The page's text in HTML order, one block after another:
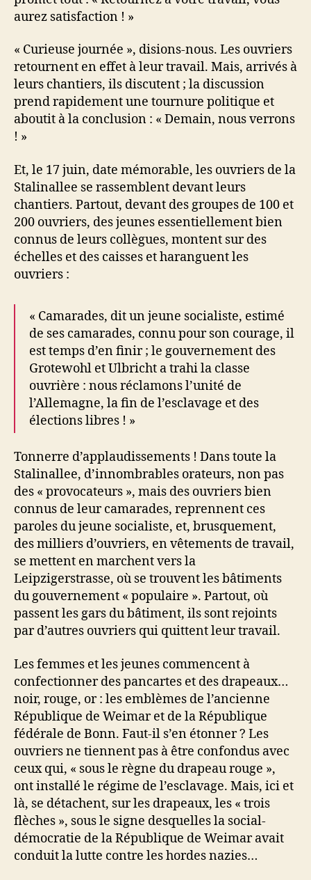
aurez satisfaction ! »
« Curieuse journée », disions-nous. Les ouvriers
retournent en effet à leur travail. Mais, arrivés à
leurs chantiers, ils discutent ; la discussion
prend rapidement une tournure politique et
aboutit à la conclusion : « Demain, nous verrons
! »
Et, le 17 juin, date mémorable, les ouvriers de la
Stalinallee se rassemblent devant leurs
chantiers. Partout, devant des groupes de 100 et
200 ouvriers, des jeunes essentiellement bien
connus de leurs collègues, montent sur des
échelles et des caisses et haranguent les
ouvriers :
« Camarades, dit un jeune socialiste, estimé
de ses camarades, connu pour son courage, il
est temps d’en finir ; le gouvernement des
Grotewohl et Ulbricht a trahi la classe
ouvrière : nous réclamons l’unité de
l’Allemagne, la fin de l’esclavage et des
élections libres ! »
Tonnerre d’applaudissements ! Dans toute la
Stalinallee, d’innombrables orateurs, non pas
des « provocateurs », mais des ouvriers bien
connus de leur camarades, reprennent ces
paroles du jeune socialiste, et, brusquement,
des milliers d’ouvriers, en vêtements de travail,
se mettent en marchent vers la
Leipzigerstrasse, où se trouvent les bâtiments
du gouvernement « populaire ». Partout, où
passent les gars du bâtiment, ils sont rejoints
par d’autres ouvriers qui quittent leur travail.
Les femmes et les jeunes commencent à
confectionner des pancartes et des drapeaux…
noir, rouge, or : les emblèmes de l’ancienne
République de Weimar et de la République
fédérale de Bonn. Faut-il s’en étonner ? Les
ouvriers ne tiennent pas à être confondus avec
ceux qui, « sous le règne du drapeau rouge »,
ont installé le régime de l’esclavage. Mais, ici et
là, se détachent, sur les drapeaux, les « trois
flèches », sous le signe desquelles la social-
démocratie de la République de Weimar avait
conduit la lutte contre les hordes nazies…